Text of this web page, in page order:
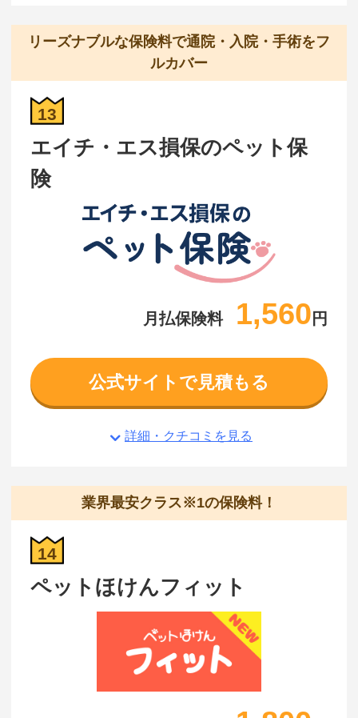
リーズナブルな保険料で通院・入院・手術をフ
ルカバー
13
エイチ・エス損保のペット保
険
月払保険料 1,560 円
公式サイトで見積もる
詳細・クチコミを見る
業界最安クラス※1の保険料！
14
ペットほけんフィット